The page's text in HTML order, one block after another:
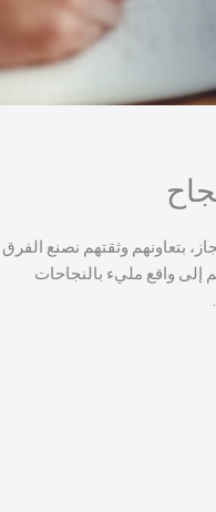
بتعاونهم وثقتهم نصنع الفرق
واقع مليء بالنجاحات